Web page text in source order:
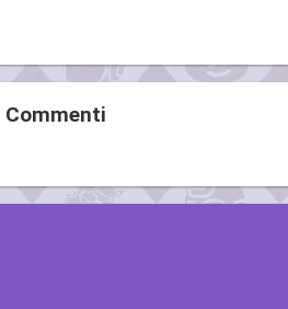
Commenti